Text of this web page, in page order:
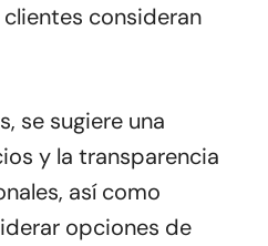
consideran
se sugiere una
y la transparencia
así como
opciones de